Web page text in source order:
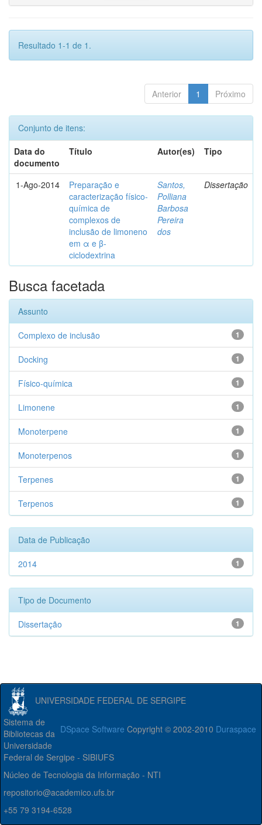
Resultado 1-1 de 1.
Anterior 1 Próximo
Conjunto de itens:
Data do
documento
Título Autor(es) Tipo
1-Ago-2014
Preparação e
caracterização físico-
química de
complexos de
inclusão de limoneno
em α e β-
ciclodextrina
Santos,
Polliana
Barbosa
Pereira
dos
Dissertação
Busca facetada
Assunto
1
Complexo de inclusão
1
Docking
1
Físico-química
1
Limonene
1
Monoterpene
1
Monoterpenos
1
Terpenes
1
Terpenos
Data de Publicação
1
2014
Tipo de Documento
1
Dissertação
UNIVERSIDADE FEDERAL DE SERGIPE
DSpace Software Copyright © 2002-2010 Duraspace
Sistema de
Bibliotecas da
Universidade
Federal de Sergipe - SIBIUFS
Núcleo de Tecnologia da Informação - NTI
repositorio@academico.ufs.br
+55 79 3194-6528